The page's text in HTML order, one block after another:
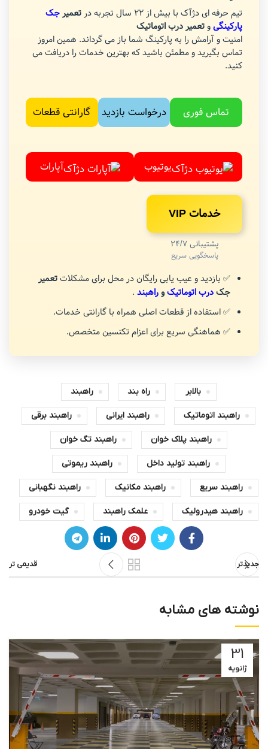
تیم حرفه ای دژآک با بیش از 22 سال تجربه در تعمیرجک
پارکینگیوتعمیر درب اتوماتیک
امنیت و آرامش را به پارکینگ شما باز می گرداند. همین امروز
تماس بگیرید و مطمئن باشید که بهترین خدمات را دریافت می
کنید.
تماس فوری درخواست بازدید گارانتی قطعات
یوتیوب آپارات
خدمات VIP
پشتیبانی 24/7
پاسخگویی سریع
✅ بازدید و عیب یابی رایگان در محل برای مشکلاتتعمیر
جکدرب اتوماتیکوراهبند .
✅ استفاده از قطعات اصلی همراه با گارانتی خدمات.
✅ هماهنگی سریع برای اعزام تکنسین متخصص.
بالابر راه بند راهبند
راهبند اتوماتیک راهبند ایرانی راهبند برقی
راهبند پلاک خوان راهبند تگ خوان
راهبند تولید داخل راهبند ریموتی
راهبند سریع راهبند مکانیک راهبند نگهبانی
راهبند هیدرولیک علمک راهبند گیت خودرو
جدیدتر قدیمی تر
نوشته های مشابه
31
ژانویه